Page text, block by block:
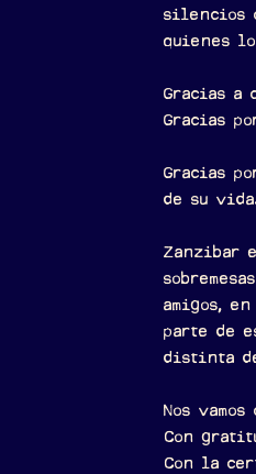
silencios
quienes
Gracias a
Gracias
Gracias
de su
Zanzibar
amigos,
parte de
distinta
Nos
Con
Con la